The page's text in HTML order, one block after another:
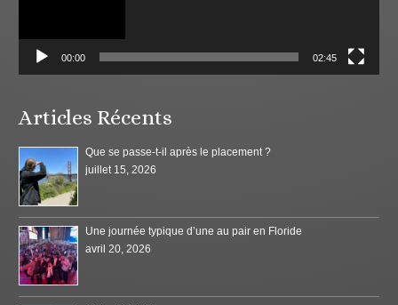
00:00 02:45
Articles Récents
Que se passe-t-il après le placement ?
juillet 15, 2026
Une journée typique d’une au pair en Floride
avril 20, 2026